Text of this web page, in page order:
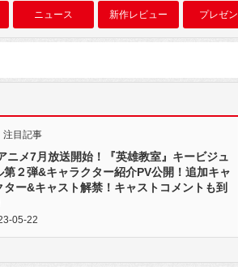
ニュース 新作レビュー プレゼン
注目記事
ニメ7月放送開始！『英雄教室』キービジュ
第２弾&キャラクター紹介PV公開！追加キャ
ター&キャスト解禁！キャストコメントも到
05-22